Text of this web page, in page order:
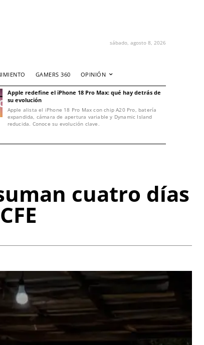
sábado, agosto 8, 2026
GAMERS 360 OPINIÓN
Apple redefine el iPhone 18 Pro Max: qué hay detrás de
su evolución
Apple alista el iPhone 18 Pro Max con chip A20 Pro, batería
expandida, cámara de apertura variable y Dynamic Island
reducida. Conoce su evolución clave.
cuatro días